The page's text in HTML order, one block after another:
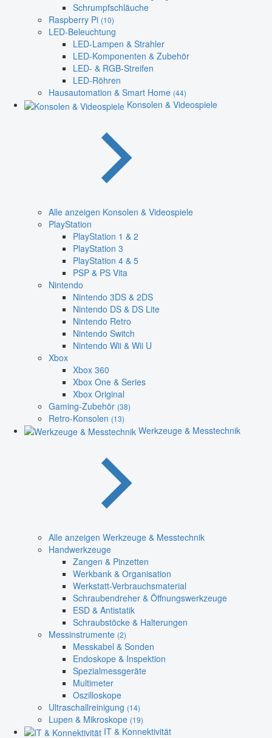
Schrumpfschläuche
Raspberry Pi (10)
LED-Beleuchtung
LED-Lampen & Strahler
LED-Komponenten & Zubehör
LED- & RGB-Streifen
LED-Röhren
Hausautomation & Smart Home (44)
Konsolen & Videospiele
Alle anzeigen Konsolen & Videospiele
PlayStation
PlayStation 1 & 2
PlayStation 3
PlayStation 4 & 5
PSP & PS Vita
Nintendo
Nintendo 3DS & 2DS
Nintendo DS & DS Lite
Nintendo Retro
Nintendo Switch
Nintendo Wii & Wii U
Xbox
Xbox 360
Xbox One & Series
Xbox Original
Gaming-Zubehör (38)
Retro-Konsolen (13)
Werkzeuge & Messtechnik
Alle anzeigen Werkzeuge & Messtechnik
Handwerkzeuge
Zangen & Pinzetten
Werkbank & Organisation
Werkstatt-Verbrauchsmaterial
Schraubendreher & Öffnungswerkzeuge
ESD & Antistatik
Schraubstöcke & Halterungen
Messinstrumente (2)
Messkabel & Sonden
Endoskope & Inspektion
Spezialmessgeräte
Multimeter
Oszilloskope
Ultraschallreinigung (14)
Lupen & Mikroskope (19)
IT & Konnektivität